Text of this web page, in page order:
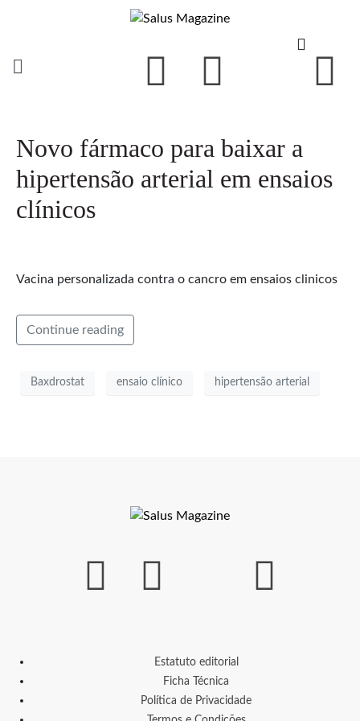
Novo fármaco para baixar a
hipertensão arterial em ensaios
clínicos
Vacina personalizada contra o cancro em ensaios clinicos
Continue reading
Baxdrostat ensaio clínico hipertensão arterial
Estatuto editorial
Ficha Técnica
Política de Privacidade